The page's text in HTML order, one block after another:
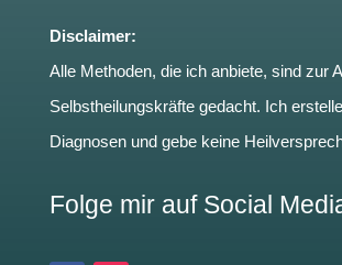
Disclaimer:
Alle Methoden, die ich anbiete, sind zur
Selbstheilungskräfte gedacht. Ich
Diagnosen und gebe keine
Folge mir auf Social